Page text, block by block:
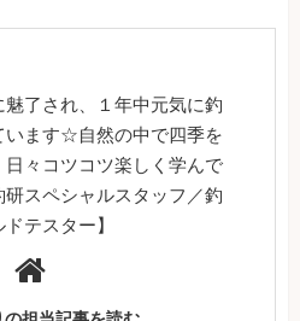
魅了され、１年中元気に釣
います☆自然の中で四季を
日々コツコツ楽しく学んで
研スペシャルスタッフ／釣
テスター】